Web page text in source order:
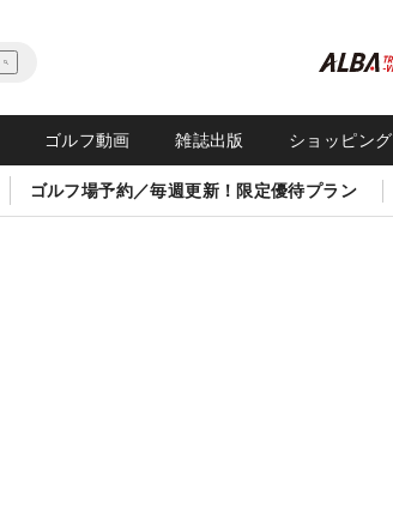
ゴルフ動画 雑誌出版 ショッピング
ゴルフ場予約／毎週更新！限定優待プラン